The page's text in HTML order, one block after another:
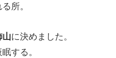
所。
山に決めました。
する。